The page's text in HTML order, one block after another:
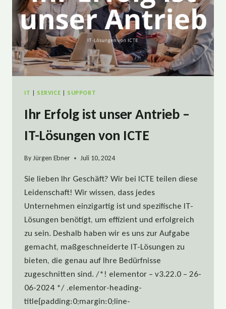
IT | SERVICE | SUPPORT
Ihr Erfolg ist unser Antrieb –
IT-Lösungen von ICTE
ByJürgen Ebner Juli 10, 2024
Sie lieben Ihr Geschäft? Wir bei ICTE teilen diese
Leidenschaft! Wir wissen, dass jedes
Unternehmen einzigartig ist und spezifische IT-
Lösungen benötigt, um effizient und erfolgreich
zu sein. Deshalb haben wir es uns zur Aufgabe
gemacht, maßgeschneiderte IT-Lösungen zu
bieten, die genau auf Ihre Bedürfnisse
zugeschnitten sind. /*! elementor – v3.22.0 – 26-
06-2024 */ .elementor-heading-
title{padding:0;margin:0;line-